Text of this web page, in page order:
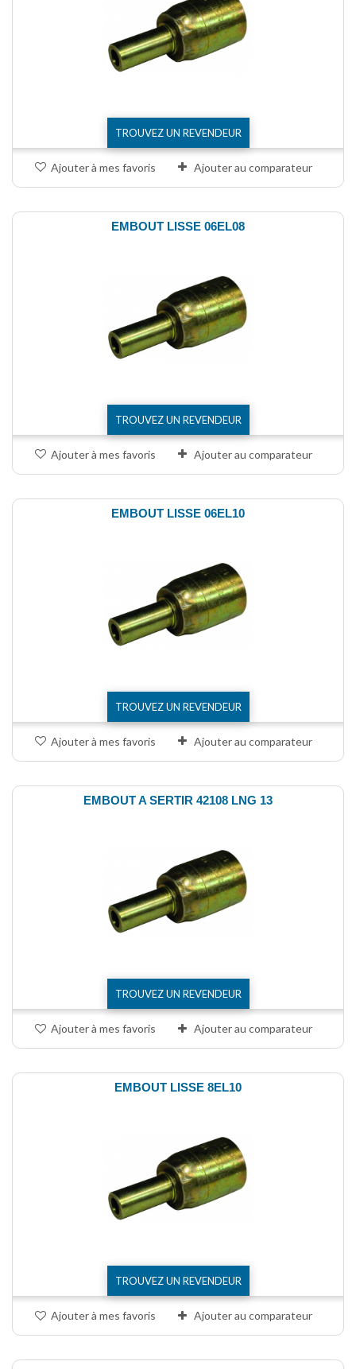
TROUVEZ UN REVENDEUR
Ajouter à mes favoris Ajouter au comparateur
EMBOUT LISSE 06EL08
TROUVEZ UN REVENDEUR
Ajouter à mes favoris Ajouter au comparateur
EMBOUT LISSE 06EL10
TROUVEZ UN REVENDEUR
Ajouter à mes favoris Ajouter au comparateur
EMBOUT A SERTIR 42108 LNG 13
TROUVEZ UN REVENDEUR
Ajouter à mes favoris Ajouter au comparateur
EMBOUT LISSE 8EL10
TROUVEZ UN REVENDEUR
Ajouter à mes favoris Ajouter au comparateur